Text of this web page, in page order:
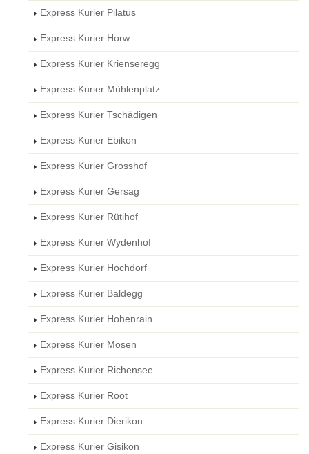
Express Kurier Pilatus
Express Kurier Horw
Express Kurier Krienseregg
Express Kurier Mühlenplatz
Express Kurier Tschädigen
Express Kurier Ebikon
Express Kurier Grosshof
Express Kurier Gersag
Express Kurier Rütihof
Express Kurier Wydenhof
Express Kurier Hochdorf
Express Kurier Baldegg
Express Kurier Hohenrain
Express Kurier Mosen
Express Kurier Richensee
Express Kurier Root
Express Kurier Dierikon
Express Kurier Gisikon